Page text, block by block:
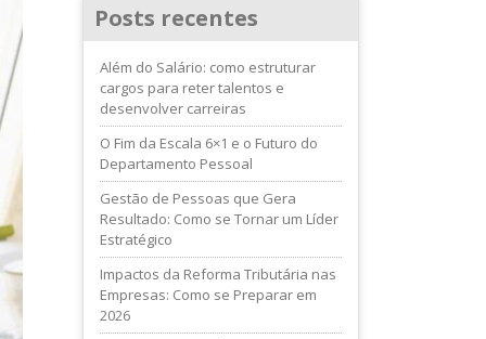
Posts recentes
Além do Salário: como estruturar
cargos para reter talentos e
desenvolver carreiras
O Fim da Escala 6×1 e o Futuro do
Departamento Pessoal
Gestão de Pessoas que Gera
Resultado: Como se Tornar um Líder
Estratégico
Impactos da Reforma Tributária nas
Empresas: Como se Preparar em
2026